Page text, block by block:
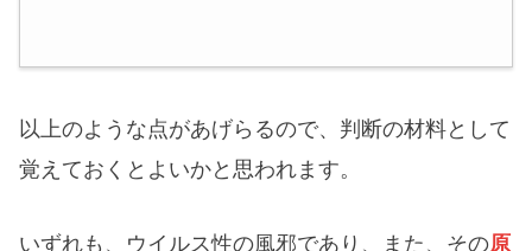
以上のような点があげらるので、判断の材料として
覚えておくとよいかと思われます。
いずれも、ウイルス性の風邪であり、また、その原